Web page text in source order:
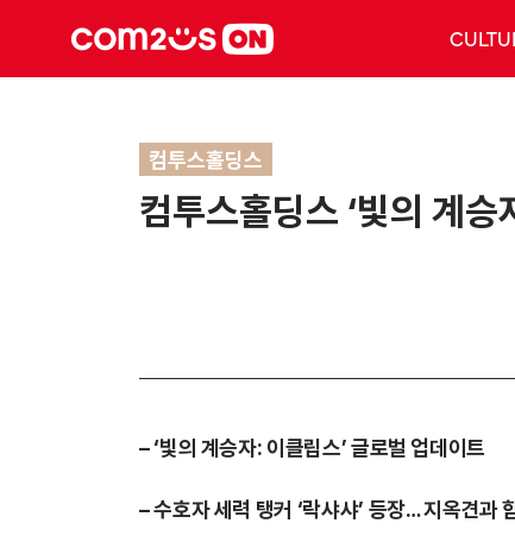
컴투스홀딩스
컴투스홀딩스 ‘빛의 계승
– ‘빛의 계승자: 이클립스’ 글로벌 업데이트
– 수호자 세력 탱커 ‘락샤샤’ 등장… 지옥견과